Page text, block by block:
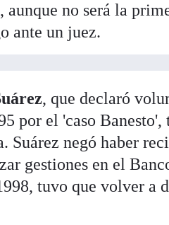
no será la
ante un juez.
, que declaró
por el 'caso Banesto',
Suárez negó haber
gestiones en el
tuvo que volver a